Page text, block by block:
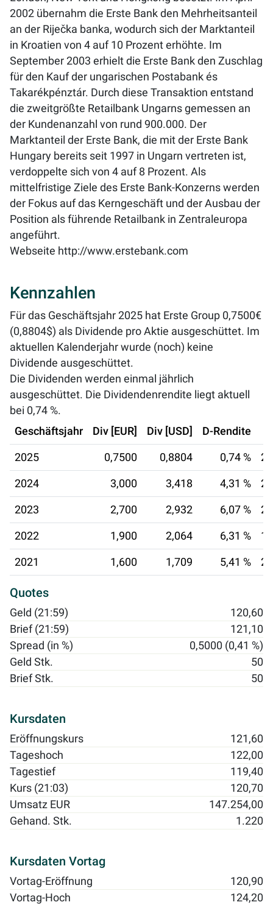
2002 übernahm die Erste Bank den Mehrheitsanteil
an der Riječka banka, wodurch sich der Marktanteil
in Kroatien von 4 auf 10 Prozent erhöhte. Im
September 2003 erhielt die Erste Bank den Zuschlag
für den Kauf der ungarischen Postabank és
Takarékpénztár. Durch diese Transaktion entstand
die zweitgrößte Retailbank Ungarns gemessen an
der Kundenanzahl von rund 900.000. Der
Marktanteil der Erste Bank, die mit der Erste Bank
Hungary bereits seit 1997 in Ungarn vertreten ist,
verdoppelte sich von 4 auf 8 Prozent. Als
mittelfristige Ziele des Erste Bank-Konzerns werden
der Fokus auf das Kerngeschäft und der Ausbau der
Position als führende Retailbank in Zentraleuropa
angeführt.
Webseite http://www.erstebank.com
Kennzahlen
Für das Geschäftsjahr 2025 hat Erste Group 0,7500€
(0,8804$) als Dividende pro Aktie ausgeschüttet. Im
aktuellen Kalenderjahr wurde (noch) keine
Dividende ausgeschüttet.
Die Dividenden werden einmal jährlich
ausgeschüttet. Die Dividendenrendite liegt aktuell
bei 0,74 %.
Geschäftsjahr
Div [EUR] Div [USD] D-Rendite
2025 0,7500 0,8804 0,74 %
2024 3,000 3,418 4,31 %
2023 2,700 2,932 6,07 %
2022 1,900 2,064 6,31 %
2021 1,600 1,709 5,41 %
Quotes
Geld (21:59)
120,60
Brief (21:59)
121,10
Spread (in %)
0,5000 (0,41 %)
Geld Stk.
50
Brief Stk.
50
Kursdaten
Eröffnungskurs
121,60
Tageshoch
122,00
Tagestief
119,40
Kurs (21:03)
120,70
Umsatz EUR
147.254,00
Gehand. Stk.
1.220
Kursdaten Vortag
Vortag-Eröffnung
120,90
Vortag-Hoch
124,20